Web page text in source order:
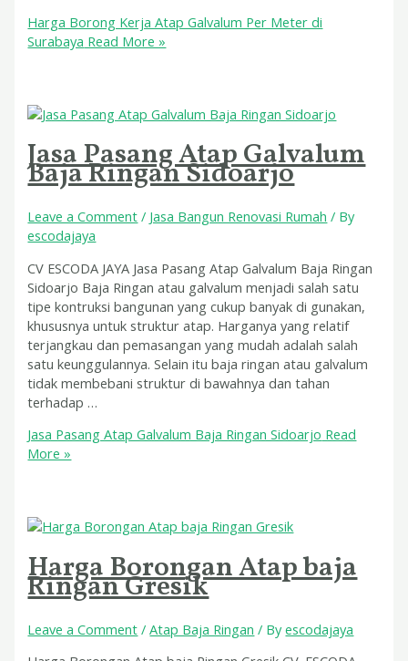
Harga Borong Kerja Atap Galvalum Per Meter di
Surabaya Read More »
Jasa Pasang Atap Galvalum
Baja Ringan Sidoarjo
Leave a Comment / Jasa Bangun Renovasi Rumah / By
escodajaya
CV ESCODA JAYA Jasa Pasang Atap Galvalum Baja Ringan
Sidoarjo Baja Ringan atau galvalum menjadi salah satu
tipe kontruksi bangunan yang cukup banyak di gunakan,
khususnya untuk struktur atap. Harganya yang relatif
terjangkau dan pemasangan yang mudah adalah salah
satu keunggulannya. Selain itu baja ringan atau galvalum
tidak membebani struktur di bawahnya dan tahan
terhadap …
Jasa Pasang Atap Galvalum Baja Ringan Sidoarjo Read
More »
Harga Borongan Atap baja
Ringan Gresik
Leave a Comment /Atap Baja Ringan / Byescodajaya